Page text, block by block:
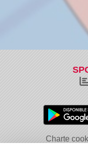
Charte